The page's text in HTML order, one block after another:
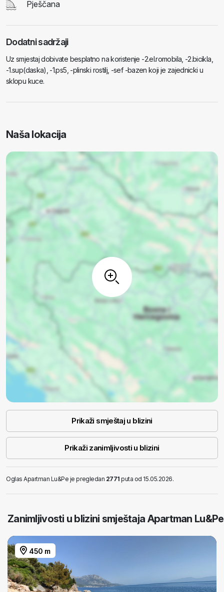
Pješčana
Dodatni sadržaji
Uz smjestaj dobivate besplatno na koristenje -2.el.romobila, -2.bicikla,
-1.sup(daska), -1.ps5, -plinski rostilj, -sef -bazen koji je zajednicki u
sklopu kuce.
Naša lokacija
Prikaži smještaj u blizini
Prikaži zanimljivosti u blizini
Oglas Apartman Lu&Pe je pregledan 2771 puta od 15.05.2026.
Zanimljivosti u blizini smještaja Apartman Lu&Pe
450 m